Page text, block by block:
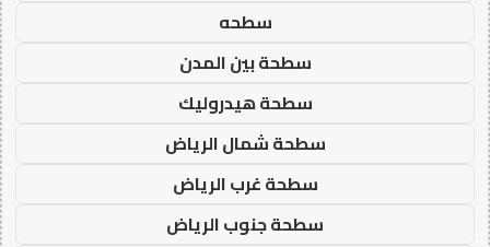
سطحه
سطحة بين المدن
سطحة هيدروليك
سطحة شمال الرياض
سطحة غرب الرياض
سطحة جنوب الرياض